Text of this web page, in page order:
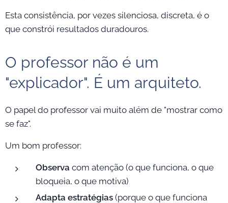
Esta consistência, por vezes silenciosa, discreta, é o
que constrói resultados duradouros.
O professor não é um
"explicador". É um arquiteto.
O papel do professor vai muito além de "mostrar como
se faz".
Um bom professor:
Observa com atenção (o que funciona, o que
bloqueia, o que motiva)
Adapta estratégias (porque o que funciona